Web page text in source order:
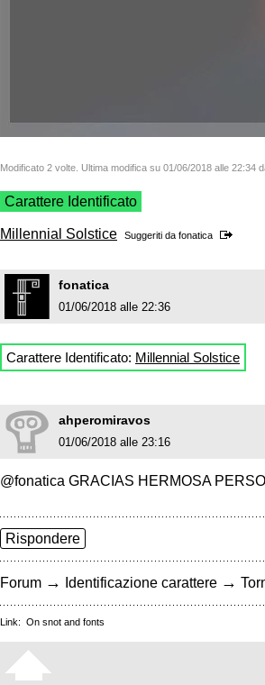
Modificato 2 volte. Ultima modifica su 01/06/2018 alle 22:34
Carattere Identificato
Millennial Solstice Suggeriti da fonatica
fonatica
01/06/2018 alle 22:36
Carattere Identificato: Millennial Solstice
ahperomiravos
01/06/2018 alle 23:16
@fonatica GRACIAS HERMOSA
Rispondere
Forum → Identificazione carattere →
Link: On snot and fonts